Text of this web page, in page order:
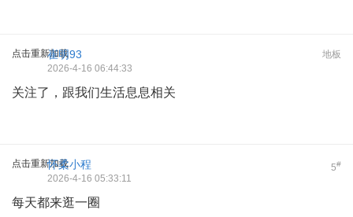
点击重新加载 地板
崔明93
2026-4-16 06:44:33
关注了，跟我们生活息息相关
点击重新加载 5#
怀柔小程
2026-4-16 05:33:11
每天都来逛一圈